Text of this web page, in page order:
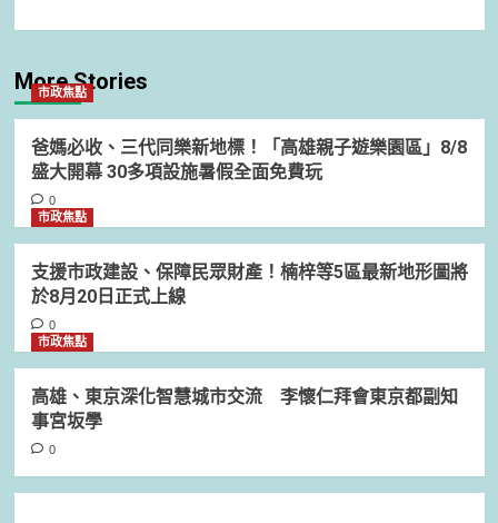
More Stories
市政焦點
爸媽必收、三代同樂新地標！「高雄親子遊樂園區」8/8
盛大開幕 30多項設施暑假全面免費玩
0
市政焦點
支援市政建設、保障民眾財產！楠梓等5區最新地形圖將
於8月20日正式上線
0
市政焦點
高雄、東京深化智慧城市交流 李懷仁拜會東京都副知
事宮坂學
0